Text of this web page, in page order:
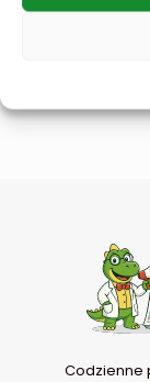
44,90zł
Dodaj do
Codzienne